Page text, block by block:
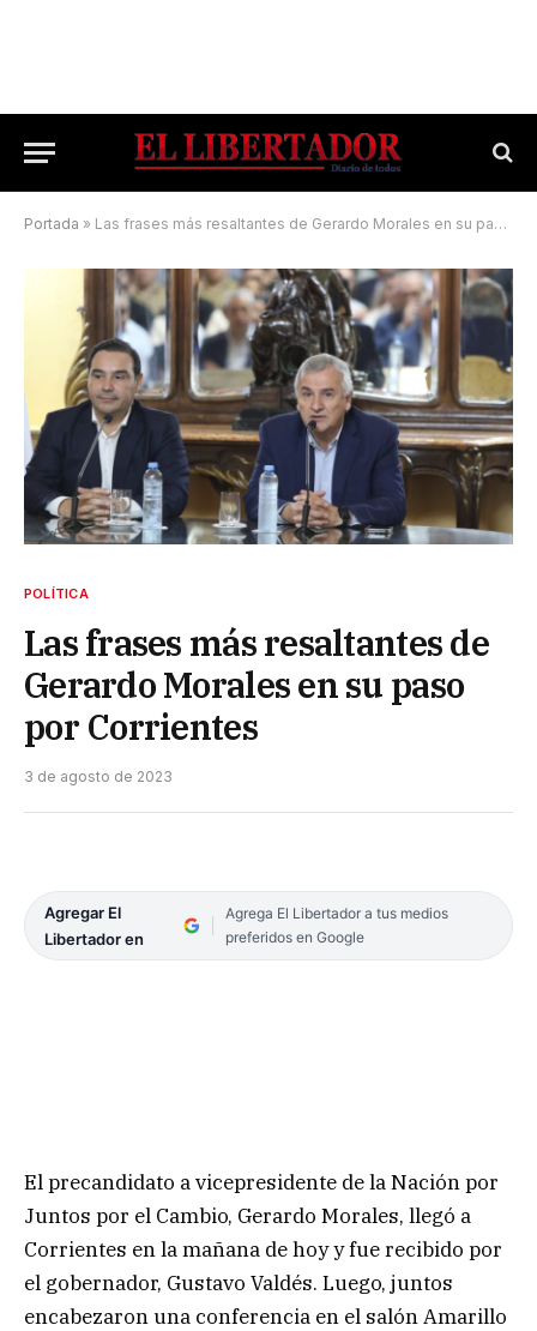
Portada » Las frases más resaltantes de Gerardo Morales en su paso por Corrientes
POLÍTICA
Las frases más resaltantes de
Gerardo Morales en su paso
por Corrientes
3 de agosto de 2023
Agregar El
Libertador en
Agrega El Libertador a tus medios
preferidos en Google
El precandidato a vicepresidente de la Nación por
Juntos por el Cambio, Gerardo Morales, llegó a
Corrientes en la mañana de hoy y fue recibido por
el gobernador, Gustavo Valdés. Luego, juntos
encabezaron una conferencia en el salón Amarillo